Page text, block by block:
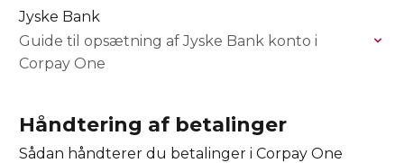
Jyske Bank
Guide til opsætning af Jyske Bank konto i
Corpay One
Håndtering af betalinger
Sådan håndterer du betalinger i Corpay One